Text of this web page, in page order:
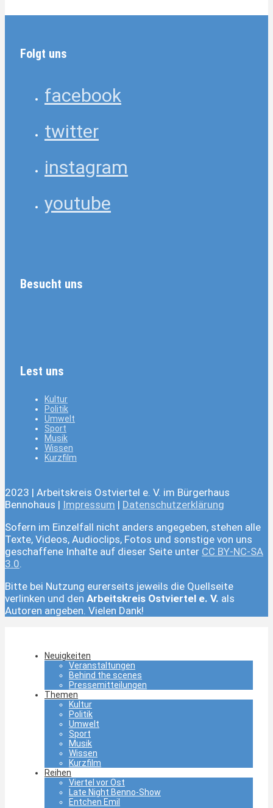
Folgt uns
facebook
twitter
instagram
youtube
Besucht uns
Lest uns
Kultur
Politik
Umwelt
Sport
Musik
Wissen
Kurzfilm
2023 | Arbeitskreis Ostviertel e. V. im Bürgerhaus
Bennohaus | Impressum | Datenschutzerklärung
Sofern im Einzelfall nicht anders angegeben, stehen alle
Texte, Videos, Audioclips, Fotos und sonstige von uns
geschaffene Inhalte auf dieser Seite unter CC BY-NC-SA
3.0.
Bitte bei Nutzung eurerseits jeweils die Quellseite
verlinken und den Arbeitskreis Ostviertel e. V. als
Autoren angeben. Vielen Dank!
Neuigkeiten
Veranstaltungen
Behind the scenes
Pressemitteilungen
Themen
Kultur
Politik
Umwelt
Sport
Musik
Wissen
Kurzfilm
Reihen
Viertel vor Ost
Late Night Benno-Show
Entchen Emil